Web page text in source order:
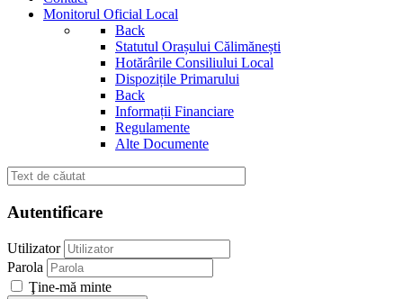
Monitorul Oficial Local
Back
Statutul Orașului Călimănești
Hotărârile Consiliului Local
Dispozițile Primarului
Back
Informații Financiare
Regulamente
Alte Documente
Autentificare
Utilizator
Parola
Ţine-mă minte